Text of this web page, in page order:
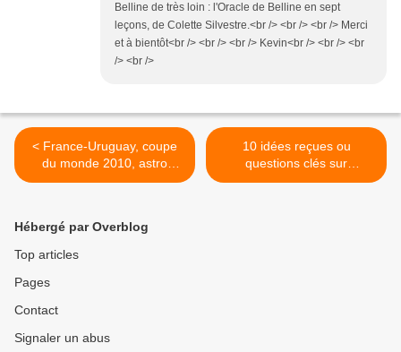
Belline de très loin : l'Oracle de Belline en sept
leçons, de Colette Silvestre.<br /> <br /> <br /> Merci
et à bientôt<br /> <br /> <br /> Kevin<br /> <br /> <br
/> <br />
< France-Uruguay, coupe
du monde 2010, astro
pronostic
10 idées reçues ou
questions clés sur
l'astrologie >
Hébergé par Overblog
Top articles
Pages
Contact
Signaler un abus